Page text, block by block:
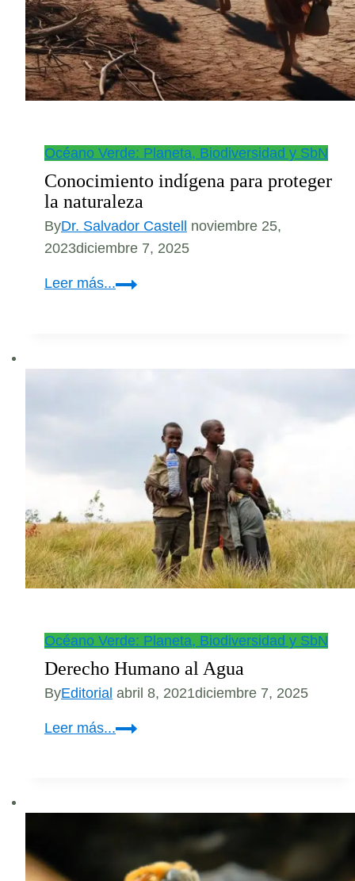
Océano Verde: Planeta, Biodiversidad y SbN
Conocimiento indígena para proteger
la naturaleza
ByDr. Salvador Castell
noviembre 25,
2023diciembre 7, 2025
Leer más...Conocimiento
Océano Verde: Planeta, Biodiversidad y SbN
Derecho Humano al Agua
ByEditorial abril 8, 2021diciembre 7, 2025
Leer más...Derecho